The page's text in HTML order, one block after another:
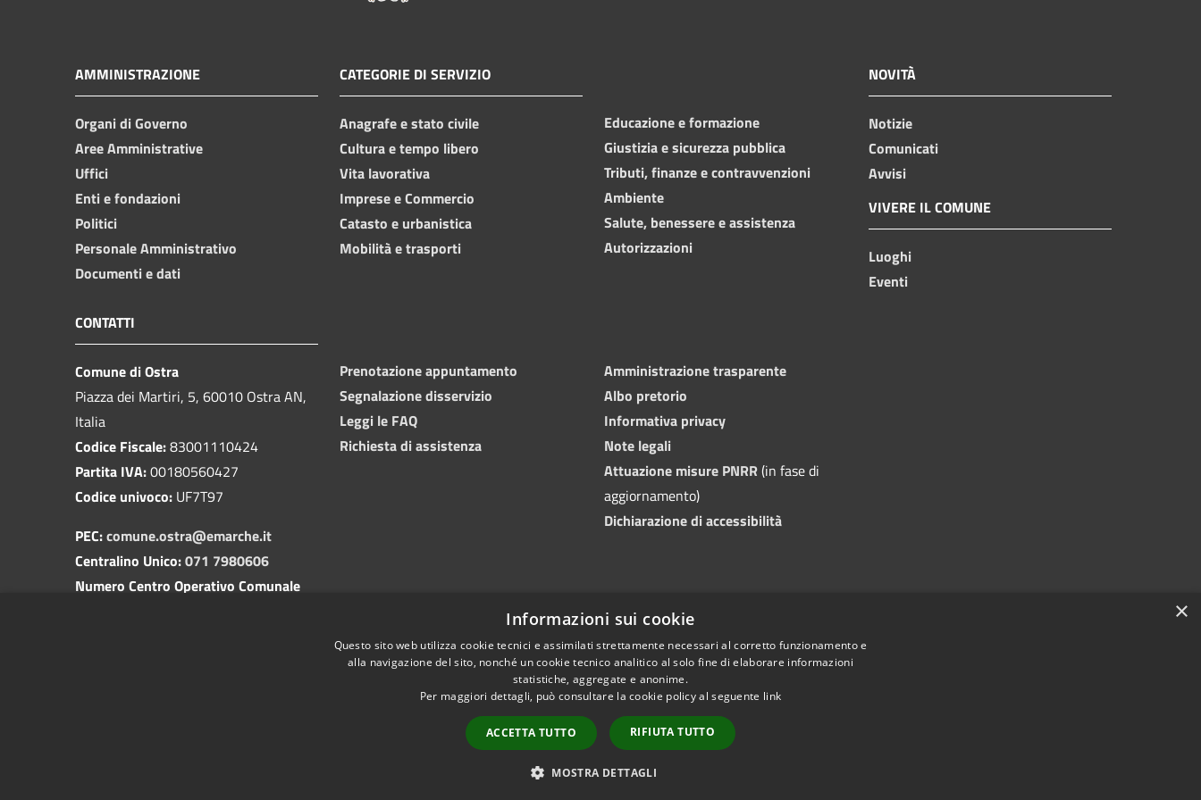
AMMINISTRAZIONE
Organi di Governo
Aree Amministrative
Uffici
Enti e fondazioni
Politici
Personale Amministrativo
Documenti e dati
CATEGORIE DI SERVIZIO
Anagrafe e stato civile
Cultura e tempo libero
Vita lavorativa
Imprese e Commercio
Catasto e urbanistica
Mobilità e trasporti
Educazione e formazione
Giustizia e sicurezza pubblica
Tributi, finanze e contravvenzioni
Ambiente
Salute, benessere e assistenza
Autorizzazioni
NOVITÀ
Notizie
Comunicati
Avvisi
VIVERE IL COMUNE
Luoghi
Eventi
CONTATTI
Comune di Ostra
Piazza dei Martiri, 5, 60010 Ostra AN,
Italia
Codice Fiscale:83001110424
Partita IVA:00180560427
Codice univoco: UF7T97
PEC:comune.ostra@emarche.it
Centralino Unico:071 7980606
Numero Centro Operativo Comunale
Prenotazione appuntamento
Segnalazione disservizio
Leggi le FAQ
Richiesta di assistenza
Amministrazione trasparente
Albo pretorio
Informativa privacy
Note legali
Attuazione misure PNRR(in fase di
aggiornamento)
Dichiarazione di accessibilità
Copyright © 2026 • Comune di Ostra • Powered by
×
Informazioni sui cookie
Questo sito web utilizza cookie tecnici e assimilati strettamente necessari al corretto funzionamento e
alla navigazione del sito, nonché un cookie tecnico analitico al solo fine di elaborare informazioni
statistiche, aggregate e anonime.
Per maggiori dettagli, può consultare la cookie policy al seguente link
ACCETTA TUTTO RIFIUTA TUTTO
MOSTRA DETTAGLI